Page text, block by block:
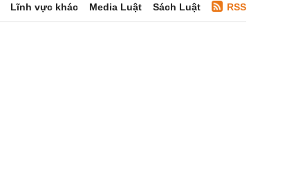
Lĩnh vực khác Media Luật Sách Luật RSS